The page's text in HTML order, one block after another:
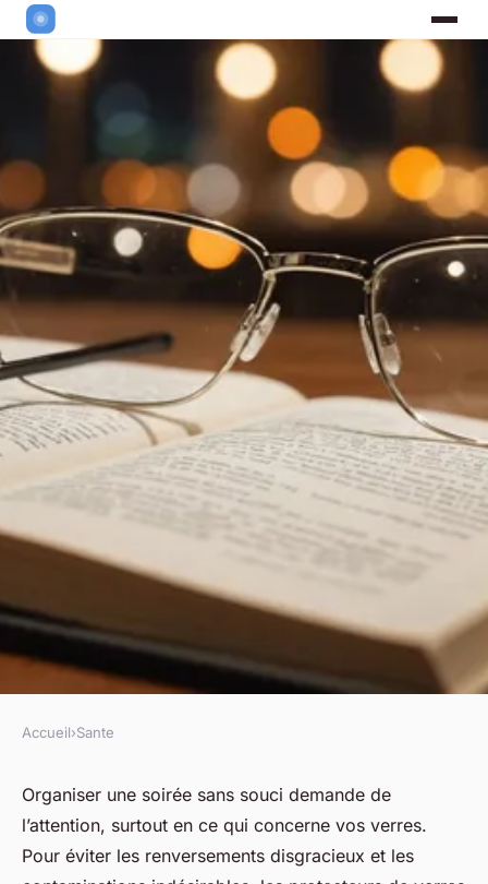
Sécurisez vos verres :
l'indispensable pour vos
soirées !
Accueil›Sante
Organiser une soirée sans souci demande de
l’attention, surtout en ce qui concerne vos verres.
Pour éviter les renversements disgracieux et les